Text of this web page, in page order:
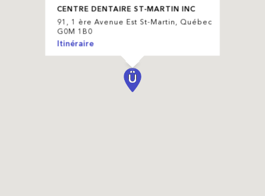
CENTRE DENTAIRE ST-MARTIN INC
91, 1 ère Avenue Est St-Martin, Québec
G0M 1B0
Itinéraire